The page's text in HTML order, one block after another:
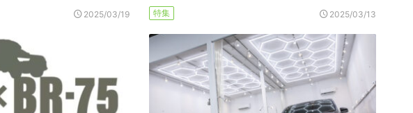
2025/03/19 特集 2025/03/13